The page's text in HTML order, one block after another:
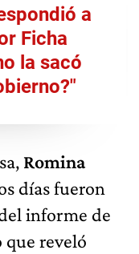
a
Ficha
la sacó
"
Romina
días fueron
informe de
reveló